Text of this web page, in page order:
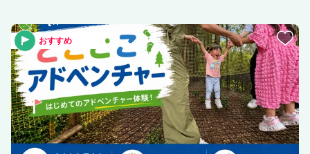
おすすめ